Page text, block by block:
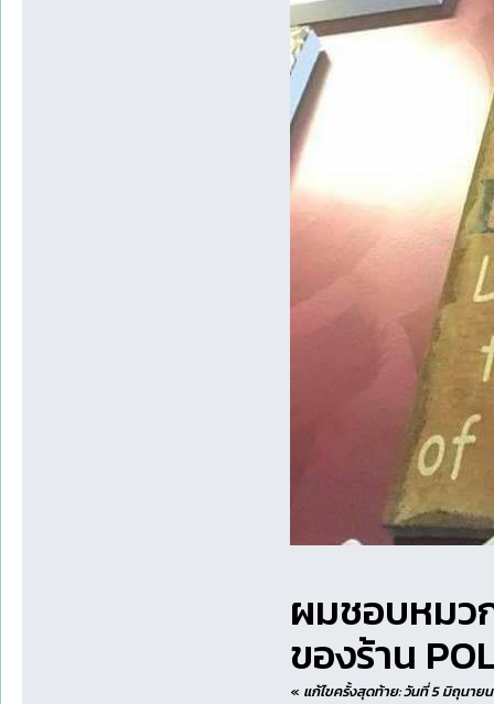
ผมชอบหมว
ของร้าน
« แก้ไขครั้งสุดท้าย: วันที่ 5 มิถุนายน